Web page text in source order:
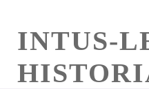
INTUS-